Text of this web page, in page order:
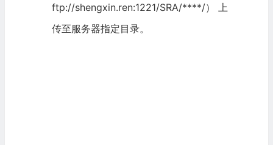
ftp://shengxin.ren:1221/SRA/****/） 上
传至服务器指定目录。